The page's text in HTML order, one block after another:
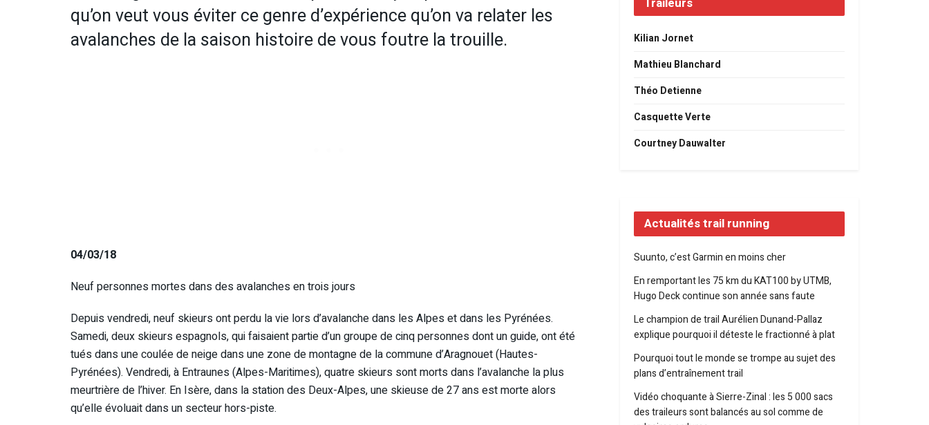
qu’on veut vous éviter ce genre d’expérience qu’on va relater les
avalanches de la saison histoire de vous foutre la trouille.
04/03/18
Neuf personnes mortes dans des avalanches en trois jours
Depuis vendredi, neuf skieurs ont perdu la vie lors d’avalanche dans les Alpes et dans les Pyrénées.
Samedi, deux skieurs espagnols, qui faisaient partie d’un groupe de cinq personnes dont un guide, ont été
tués dans une coulée de neige dans une zone de montagne de la commune d’Aragnouet (Hautes-
Pyrénées). Vendredi, à Entraunes (Alpes-Maritimes), quatre skieurs sont morts dans l’avalanche la plus
meurtrière de l’hiver. En Isère, dans la station des Deux-Alpes, une skieuse de 27 ans est morte alors
qu’elle évoluait dans un secteur hors-piste.
Kilian Jornet
Mathieu Blanchard
Théo Detienne
Casquette Verte
Courtney Dauwalter
Actualités trail running
Suunto, c’est Garmin en moins cher
En remportant les 75 km du KAT100 by UTMB,
Hugo Deck continue son année sans faute
Le champion de trail Aurélien Dunand-Pallaz
explique pourquoi il déteste le fractionné à plat
Pourquoi tout le monde se trompe au sujet des
plans d’entraînement trail
Vidéo choquante à Sierre-Zinal : les 5 000 sacs
des traileurs sont balancés au sol comme de